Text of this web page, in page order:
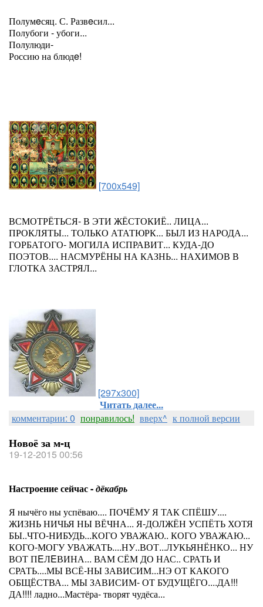
Полумeсяц. С. Развeсил...
Полубоги - убоги...
Полулюди-
Россию на блюдe!
[700x549]
ВСМОТРЁТЬСЯ- В ЭТИ ЖЁСТОКИЁ.. ЛИЦА...
ПРОКЛЯТЫ... ТОЛЬКО АТАТЮРК... БЫЛ ИЗ НАРОДА...
ГОРБАТОГО- МОГИЛА ИСПРАВИТ... КУДА-ДО
ПОЭТОВ.... НАСМУРЁНЫ НА КАЗНЬ... НАХИМОВ В
ГЛОТКА ЗАСТРЯЛ...
[297x300]
Читать далее...
комментарии: 0 понравилось! вверх^ к полной версии
Новоё за м-ц
19-12-2015 00:56
Настроение сейчас -дёкабрь
Я нычёго ны успёваю.... ПОЧЁМУ Я ТАК СПЁШУ....
ЖИЗНЬ НИЧЬЯ НЫ ВЁЧНА... Я-ДОЛЖЁН УСПЁТЬ ХОТЯ
БЫ..ЧТО-НИБУДЬ...КОГО УВАЖАЮ.. КОГО УВАЖАЮ...
КОГО-МОГУ УВАЖАТЬ....НУ..ВОТ...ЛУКЬЯНЁНКО... НУ
ВОТ ПEЛEВИНА... ВАМ СЁМ ДО НАС.. СРАТЬ И
СРАТЬ....МЫ ВСЁ-НЫ ЗАВИСИМ...НЭ ОТ КАКОГО
ОБЩЁСТВА... МЫ ЗАВИСИМ- ОТ БУДУЩЁГО....ДА!!!
ДА!!!! ладно...Мастёра- творят чудёса...